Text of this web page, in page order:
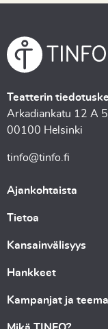
Teatterin
Arkadiankatu 12 A 5
00100 Helsinki
tinfo@tinfo.fi
Ajankohtaista
Tietoa
Kansainvälisyys
Hankkeet
Kampanjat ja